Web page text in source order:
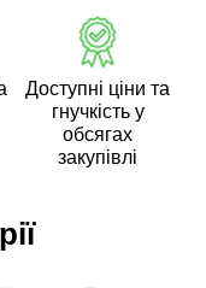
Доступні ціни та
гнучкість у
обсягах
закупівлі